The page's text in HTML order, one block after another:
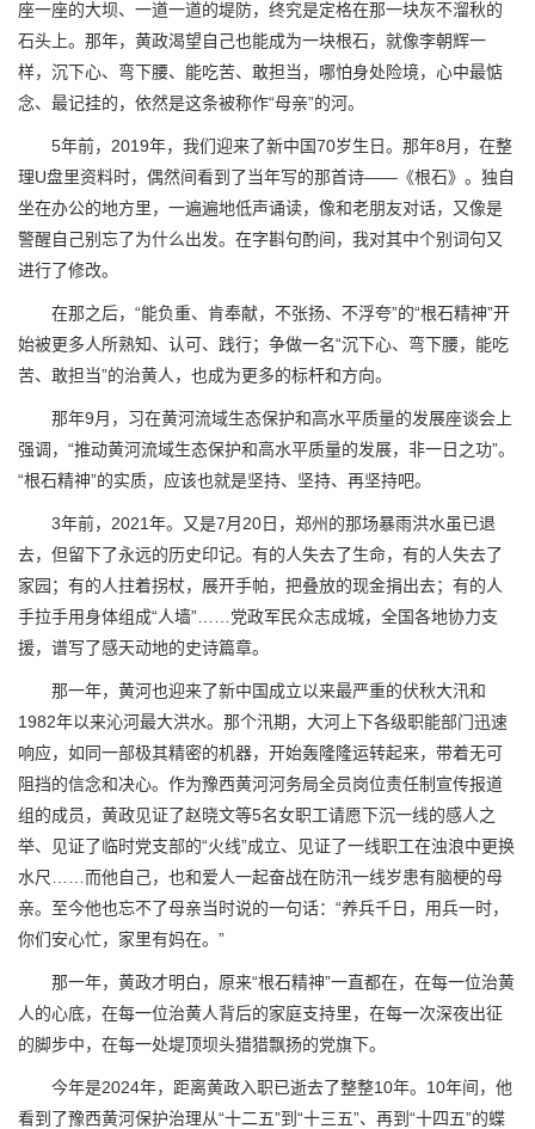
座一座的大坝、一道一道的堤防，终究是定格在那一块灰不溜秋的
石头上。那年，黄政渴望自己也能成为一块根石，就像李朝辉一
样，沉下心、弯下腰、能吃苦、敢担当，哪怕身处险境，心中最惦
念、最记挂的，依然是这条被称作“母亲”的河。
5年前，2019年，我们迎来了新中国70岁生日。那年8月，在整
理U盘里资料时，偶然间看到了当年写的那首诗——《根石》。独自
坐在办公的地方里，一遍遍地低声诵读，像和老朋友对话，又像是
警醒自己别忘了为什么出发。在字斟句酌间，我对其中个别词句又
进行了修改。
在那之后，“能负重、肯奉献，不张扬、不浮夸”的“根石精神”开
始被更多人所熟知、认可、践行；争做一名“沉下心、弯下腰，能吃
苦、敢担当”的治黄人，也成为更多的标杆和方向。
那年9月，习在黄河流域生态保护和高水平质量的发展座谈会上
强调，“推动黄河流域生态保护和高水平质量的发展，非一日之功”。
“根石精神”的实质，应该也就是坚持、坚持、再坚持吧。
3年前，2021年。又是7月20日，郑州的那场暴雨洪水虽已退
去，但留下了永远的历史印记。有的人失去了生命，有的人失去了
家园；有的人拄着拐杖，展开手帕，把叠放的现金捐出去；有的人
手拉手用身体组成“人墙”……党政军民众志成城，全国各地协力支
援，谱写了感天动地的史诗篇章。
那一年，黄河也迎来了新中国成立以来最严重的伏秋大汛和
1982年以来沁河最大洪水。那个汛期，大河上下各级职能部门迅速
响应，如同一部极其精密的机器，开始轰隆隆运转起来，带着无可
阻挡的信念和决心。作为豫西黄河河务局全员岗位责任制宣传报道
组的成员，黄政见证了赵晓文等5名女职工请愿下沉一线的感人之
举、见证了临时党支部的“火线”成立、见证了一线职工在浊浪中更换
水尺……而他自己，也和爱人一起奋战在防汛一线岁患有脑梗的母
亲。至今他也忘不了母亲当时说的一句话：“养兵千日，用兵一时，
你们安心忙，家里有妈在。”
那一年，黄政才明白，原来“根石精神”一直都在，在每一位治黄
人的心底，在每一位治黄人背后的家庭支持里，在每一次深夜出征
的脚步中，在每一处堤顶坝头猎猎飘扬的党旗下。
今年是2024年，距离黄政入职已逝去了整整10年。10年间，他
看到了豫西黄河保护治理从“十二五”到“十三五”、再到“十四五”的蝶